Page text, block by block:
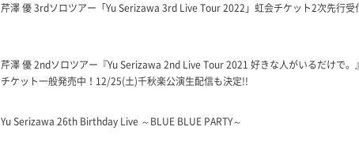
芹澤 優 3rdソロツアー「Yu Serizawa 3rd Live Tour 2022」虹会チケット2次先行受
芹澤 優 2ndソロツアー『Yu Serizawa 2nd Live Tour 2021 好きな人がいるだけで。』
チケット一般発売中！12/25(土)千秋楽公演生配信も決定!!
Yu Serizawa 26th Birthday Live ～BLUE BLUE PARTY～